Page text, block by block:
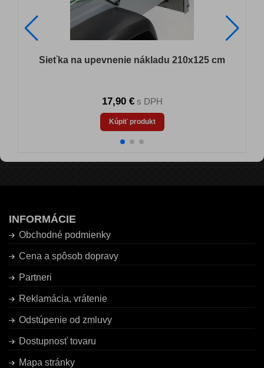
Sieťka na upevnenie nákladu 210x125 cm
17,90 €s DPH
Kúpiť produkt
INFORMÁCIE
Obchodné podmienky
Cena a spôsob dopravy
Partneri
Reklamácia, vrátenie
Odstúpenie od zmluvy
Dostupnosť tovaru
Mapa stránky